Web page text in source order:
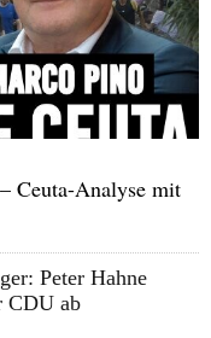
Ceuta-Analyse mit
Peter Hahne
CDU ab